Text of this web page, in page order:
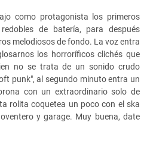
como protagonista los primeros
de batería, para después
melodiosos de fondo. La voz entra
los horroríficos clichés que
no se trata de un sonido crudo
punk", al segundo minuto entra un
con un extraordinario solo de
rolita coquetea un poco con el ska
y garage. Muy buena, date